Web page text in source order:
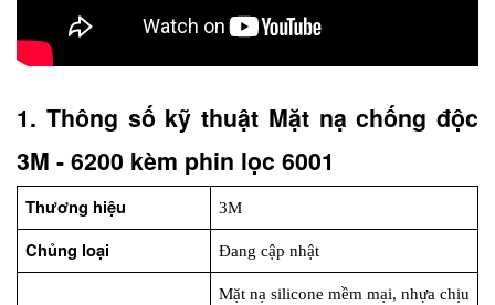
1. Thông số kỹ thuật Mặt nạ chống độc
3M - 6200 kèm phin lọc 6001
Thương hiệu 3M
Chủng loại Đang cập nhật
Mặt nạ silicone mềm mại, nhựa chịu